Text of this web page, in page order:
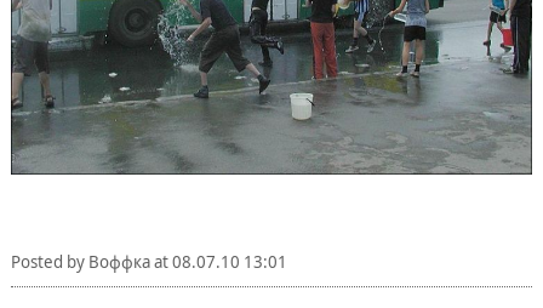
Posted by Воффкаat08.07.10 13:01